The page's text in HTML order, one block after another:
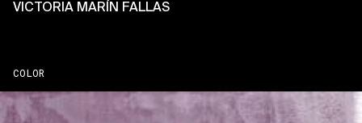
VICTORIA MARÍN FALLAS
COLOR